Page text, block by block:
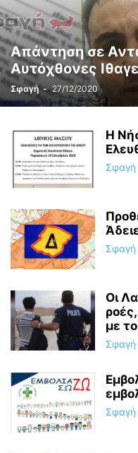
Απάντηση σε
Αυτόχθονες
Σφαγή - 27/12/2020
Η
Σφαγή
Σφαγή
Οι
με
Σφαγή
Σφαγή